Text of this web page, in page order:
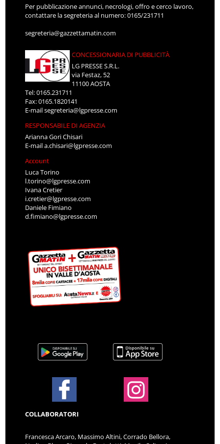
Per pubblicazione annunci, necrologi, offro e cerco lavoro,
contattare la segreteria al numero: 0165/231711
segreteria@gazzettamatin.com
CONCESSIONARIA DI PUBBLICITÀ
LG PRESSE S.R.L.
via Festaz, 52
11100 AOSTA
Tel: 0165.231711
Fax: 0165.1820141
E-mailsegreteria@lgpresse.com
RESPONSABILE DI AGENZIA
Arianna Gori Chisari
E-maila.chisari@lgpresse.com
Account
Luca Torino
l.torino@lgpresse.com
Ivana Cretier
i.cretier@lgpresse.com
Daniele Fimiano
d.fimiano@lgpresse.com
COLLABORATORI
Francesca Arcaro, Massimo Altini, Corrado Bellora,